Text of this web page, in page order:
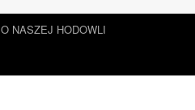
O NASZEJ HODOWLI